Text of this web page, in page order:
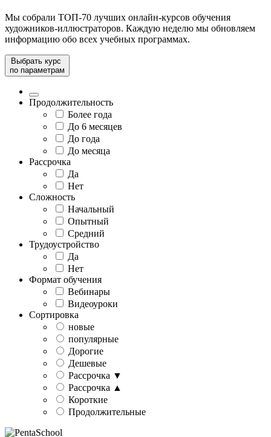
Мы собрали ТОП-70 лучших онлайн-курсов обучения
художников-иллюстраторов. Каждую неделю мы обновляем
информацию обо всех учебных программах.
Выбрать курс
по параметрам
Продолжительность
Более года
До 6 месяцев
До года
До месяца
Рассрочка
Да
Нет
Сложность
Начальный
Опытный
Средний
Трудоустройство
Да
Нет
Формат обучения
Вебинары
Видеоуроки
Сортировка
новые
популярные
Дорогие
Дешевые
Рассрочка ▼
Рассрочка ▲
Короткие
Продолжительные